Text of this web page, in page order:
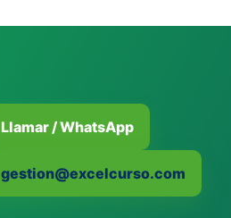
Llamar / WhatsApp
gestion@excelcurso.com